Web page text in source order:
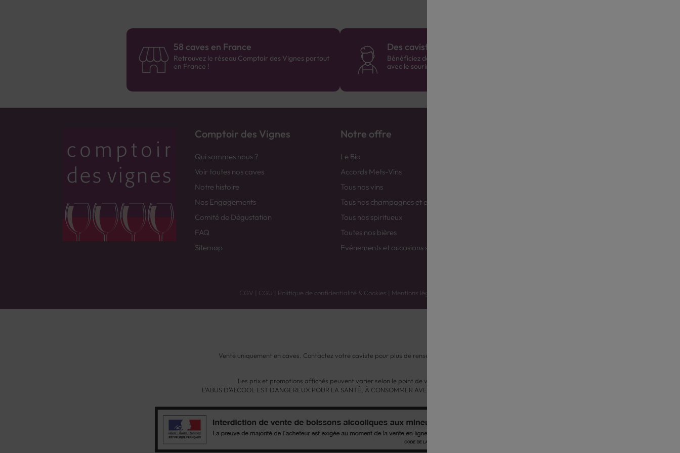
58 caves en France
Retrouvez le réseau Comptoir des Vignes partout
en France !
Des cavistes à votre écoute
Bénéficiez de conseils sur-mesure et repartez
avec le sourire :)
Comptoir des Vignes
Qui sommes nous ?
Voir toutes nos caves
Notre histoire
Nos Engagements
Comité de Dégustation
FAQ
Sitemap
Notre offre
Le Bio
Accords Mets-Vins
Tous nos vins
Tous nos champagnes et efferverscents
Tous nos spiritueux
Toutes nos bières
Evénements et occasions spéciales
CGV | CGU | Politique de confidentialité & Cookies | Mentions légales
Vente uniquement en caves. Contactez votre caviste pour plus de renseignements.
Les prix et promotions affichés peuvent varier selon le point de vente.
L'ABUS D'ALCOOL EST DANGEREUX POUR LA SANTÉ, À CONSOMMER AVEC MODÉRATION.